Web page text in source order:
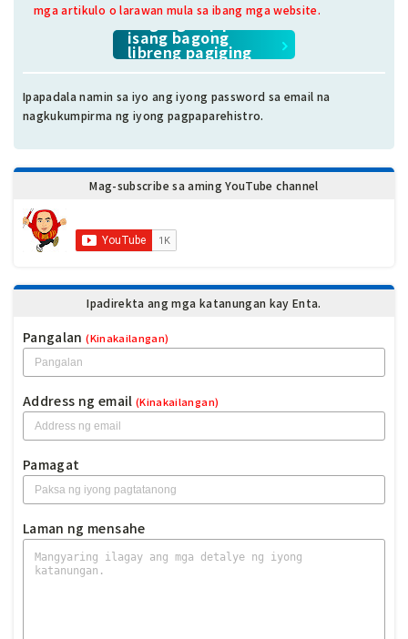
mga artikulo o larawan mula sa ibang mga website.
Mag-sign up para sa
isang bagong
libreng pagiging
miyembro.
Ipapadala namin sa iyo ang iyong password sa email na
nagkukumpirma ng iyong pagpaparehistro.
Mag-subscribe sa aming YouTube channel
Ipadirekta ang mga katanungan kay Enta.
Pangalan (Kinakailangan)
Address ng email (Kinakailangan)
Pamagat
Laman ng mensahe